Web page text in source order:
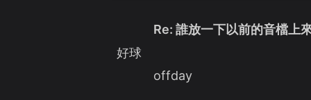
好球
Re: 誰放一下以前的音檔上
offday